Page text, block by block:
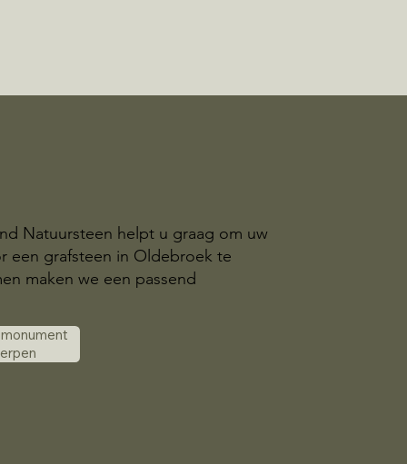
Natuursteen helpt u graag om uw
een grafsteen in Oldebroek te
maken we een passend